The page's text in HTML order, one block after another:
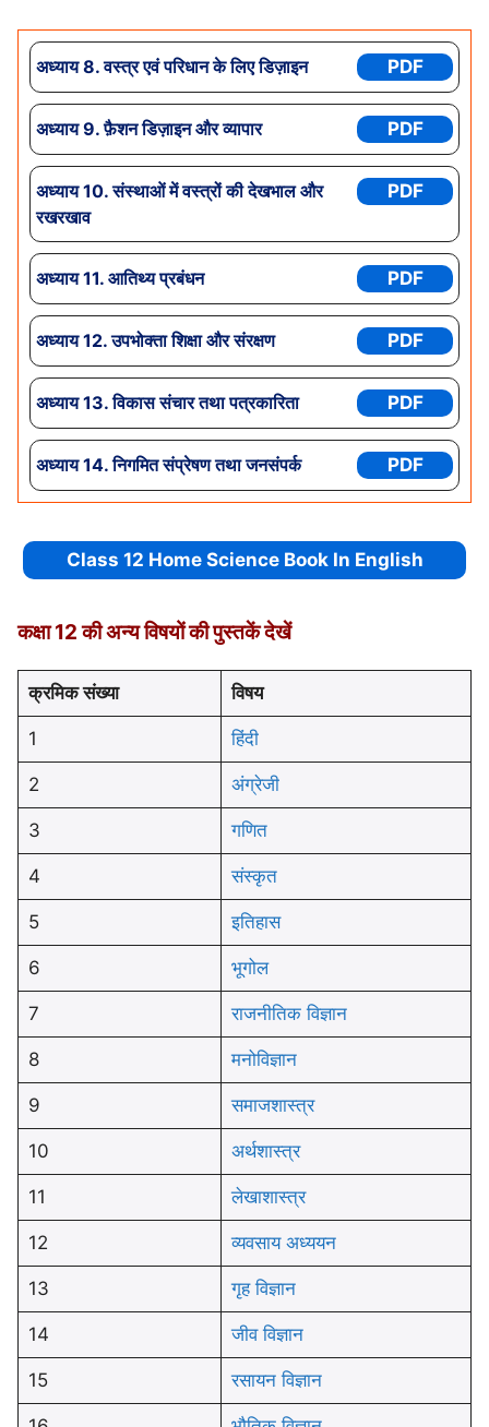
अध्याय 8. वस्त्र एवं परिधान के लिए डिज़ाइन PDF
अध्याय 9. फ़ैशन डिज़ाइन और व्यापार PDF
अध्याय10. संस्थाओं में वस्त्रों की देखभाल और
रखरखाव
PDF
अध्याय11. आतिथ्य प्रबंधन PDF
अध्याय12. उपभोक्ता शिक्षा और संरक्षण PDF
अध्याय13. विकास संचार तथा पत्रकारिता PDF
अध्याय14. निगमित संप्रेषण तथा जनसंपर्क PDF
Class 12 Home Science Book In English
कक्षा 12 की अन्य विषयों की पुस्तकें देखें
क्रमिक संख्या विषय
1 हिंदी
2 अंग्रेजी
3 गणित
4 संस्कृत
5 इतिहास
6 भूगोल
7 राजनीतिक विज्ञान
8 मनोविज्ञान
9 समाजशास्त्र
10 अर्थशास्त्र
11 लेखाशास्त्र
12 व्यवसाय अध्ययन
13 गृह विज्ञान
14 जीव विज्ञान
15 रसायन विज्ञान